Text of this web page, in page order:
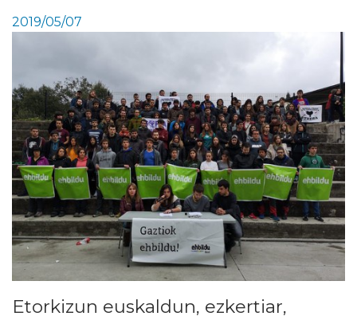
2019/05/07
Etorkizun euskaldun, ezkertiar,